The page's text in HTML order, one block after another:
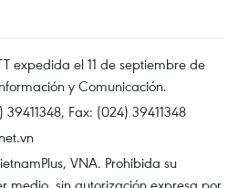
expedida el 11 de septiembre de
y Comunicación.
Fax: (024) 39411348
VNA. Prohibida su
medio, sin autorización expresa por